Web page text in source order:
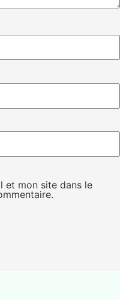
et mon site dans le